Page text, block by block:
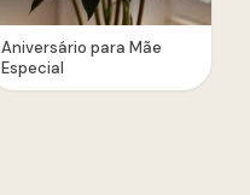
Aniversário para Mãe
Especial